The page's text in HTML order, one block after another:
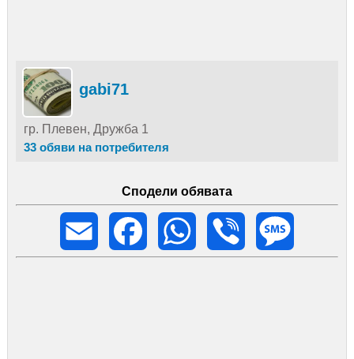
gabi71
гр. Плевен, Дружба 1
33 обяви на потребителя
Сподели обявата
Email
Facebook WhatsApp Viber